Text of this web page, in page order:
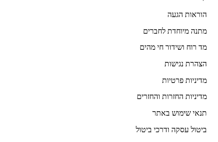
הוראות הגעה
מתנה מיוחדת לחברים
מד רוח ושידור חי מהים
הצהרת נגישות
מדיניות פרטיות
מדיניות החזרות והחזרים
תנאי שימוש באתר
ביטול עסקה ודרכי ביטול